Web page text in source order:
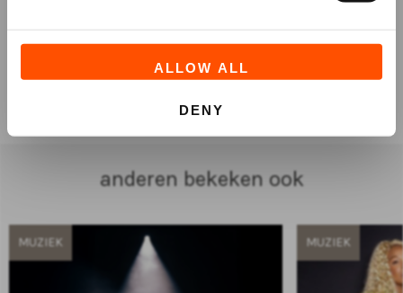
ALLOW ALL
DENY
anderen bekeken ook
MUZIEK MUZIEK